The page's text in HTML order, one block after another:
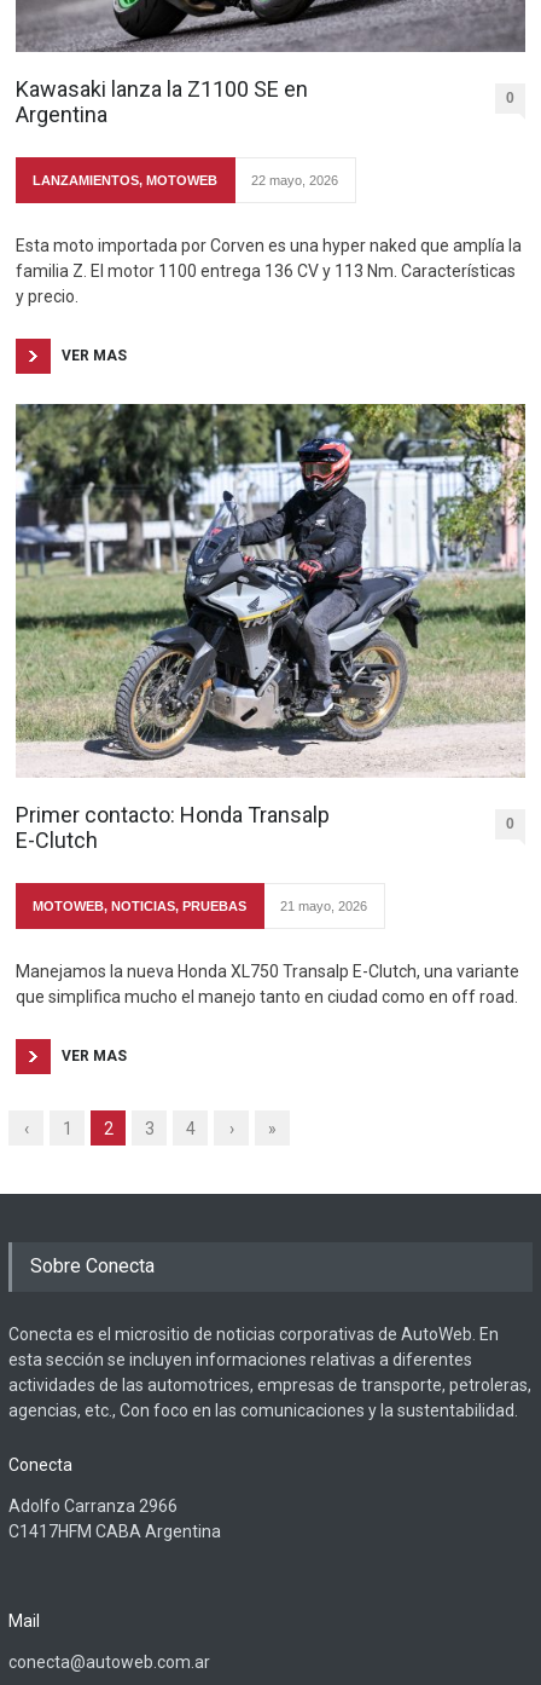
Kawasaki lanza la Z1100 SE en
Argentina
0
LANZAMIENTOS,MOTOWEB 22 mayo, 2026
Esta moto importada por Corven es una hyper naked que amplía la
familia Z. El motor 1100 entrega 136 CV y 113 Nm. Características
y precio.
VER MAS
Primer contacto: Honda Transalp
E-Clutch
0
MOTOWEB,NOTICIAS,PRUEBAS 21 mayo, 2026
Manejamos la nueva Honda XL750 Transalp E-Clutch, una variante
que simplifica mucho el manejo tanto en ciudad como en off road.
VER MAS
‹ 1 2 3 4 › »
Sobre Conecta
Conecta es el micrositio de noticias corporativas de AutoWeb. En
esta sección se incluyen informaciones relativas a diferentes
actividades de las automotrices, empresas de transporte, petroleras,
agencias, etc., Con foco en las comunicaciones y la sustentabilidad.
Conecta
Adolfo Carranza 2966
C1417HFM CABA Argentina
Mail
conecta@autoweb.com.ar